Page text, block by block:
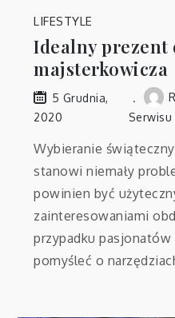
LIFESTYLE
Idealny prezent
majsterkowicza
5 Grudnia,
2020
Serwisu
Wybieranie
stanowi niemały
powinien być
zainteresowaniami
przypadku
pomyśleć o